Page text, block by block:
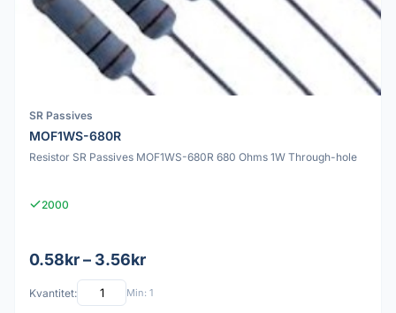
SR Passives
MOF1WS-680R
Resistor SR Passives MOF1WS-680R 680 Ohms 1W Through-hole
2000
0.58kr – 3.56kr
Kvantitet: Min: 1